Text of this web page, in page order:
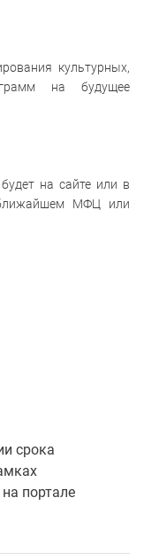
культурных,
на будущее
на сайте или в
МФЦ или
срока
портале